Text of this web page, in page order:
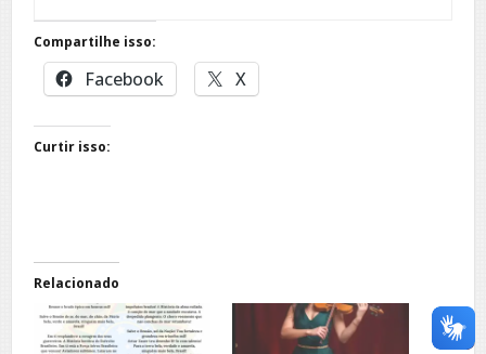
Compartilhe isso:
Facebook X
Curtir isso:
Relacionado